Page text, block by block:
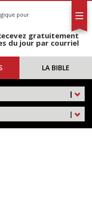
pour
gratuitement
du jour par courriel
LA BIBLE
|
|